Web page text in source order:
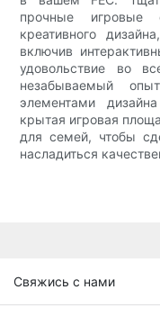
прочные игровые
креативного
включив
удовольствие во
незабываемый
элементами
крытая игровая
для семей, чтобы
насладиться
Свяжись с нами